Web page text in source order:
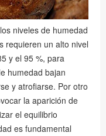
niveles de humedad
requieren un alto nivel
y el 95 %, para
humedad bajan
y atrofiarse. Por otro
la aparición de
el equilibrio
es fundamental